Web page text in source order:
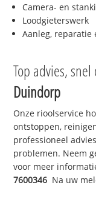
Camera- en
Loodgieterswerk
Aanleg, reparatie
Top advies,
Duindorp
Onze rioolservice
ontstoppen,
professioneel
problemen. Neem
voor meer
7600346 Na uw